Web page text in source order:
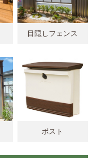
目隠しフェンス
ポスト